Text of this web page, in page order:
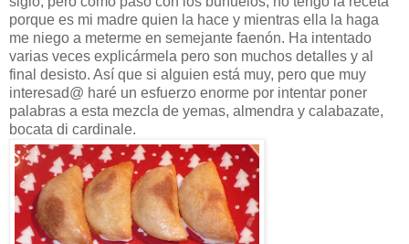
porque es mi madre quien la hace y mientras ella la haga
me niego a meterme en semejante faenón. Ha intentado
varias veces explicármela pero son muchos detalles y al
final desisto. Así que si alguien está muy, pero que muy
interesad@ haré un esfuerzo enorme por intentar poner
palabras a esta mezcla de yemas, almendra y calabazate,
bocata di cardinale.